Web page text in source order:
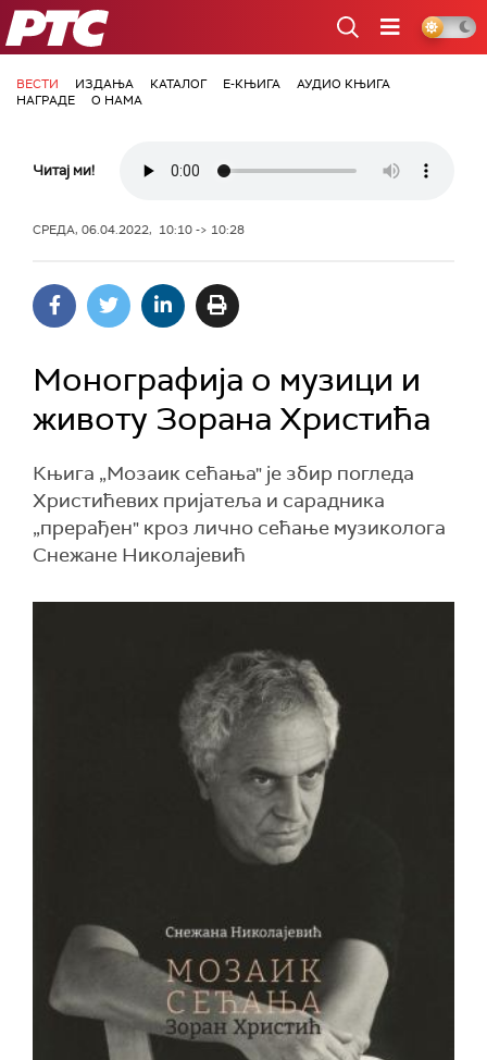
РТС
ВЕСТИ ИЗДАЊА КАТАЛОГ Е-КЊИГА
АУДИО КЊИГА
НАГРАДЕ
О НАМА
Читај ми!
СРЕДА, 06.04.2022, 10:10 -> 10:28
Монографија о музици и
животу Зорана Христића
Књига „Мозаик сећања" је збир погледа
Христићевих пријатеља и сарадника
„прерађен" кроз лично сећање музиколога
Снежане Николајевић